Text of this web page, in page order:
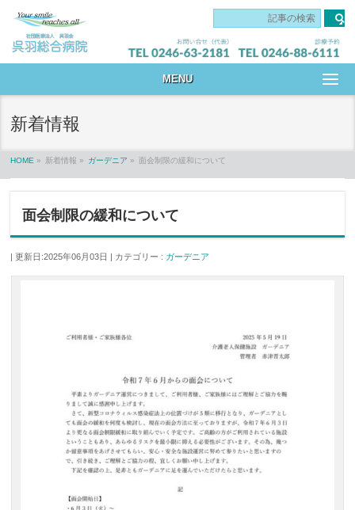
MENU
新着情報
HOME » 新着情報 » ガーデニア » 面会制限の緩和について
面会制限の緩和について
更新日:2025年06月03日 カテゴリー : ガーデニア